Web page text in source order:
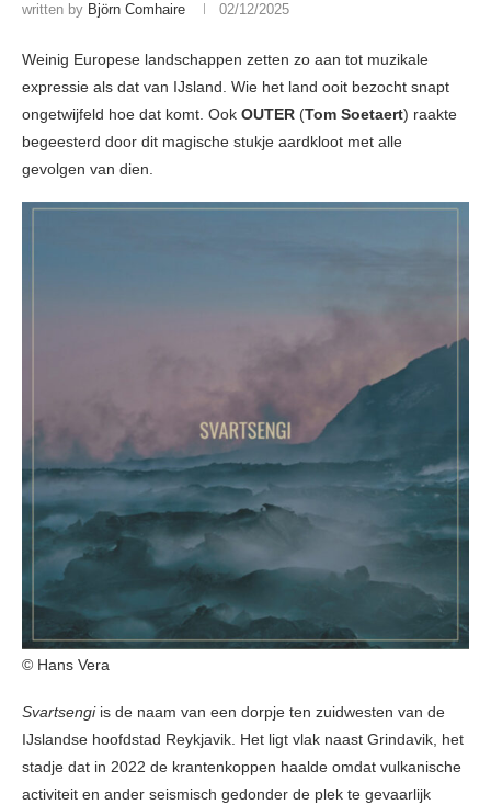
written by Björn Comhaire 02/12/2025
Weinig Europese landschappen zetten zo aan tot muzikale
expressie als dat van IJsland. Wie het land ooit bezocht snapt
ongetwijfeld hoe dat komt. Ook OUTER (Tom Soetaert) raakte
begeesterd door dit magische stukje aardkloot met alle
gevolgen van dien.
© Hans Vera
Svartsengiis de naam van een dorpje ten zuidwesten van de
IJslandse hoofdstad Reykjavik. Het ligt vlak naast Grindavik, het
stadje dat in 2022 de krantenkoppen haalde omdat vulkanische
activiteit en ander seismisch gedonder de plek te gevaarlijk